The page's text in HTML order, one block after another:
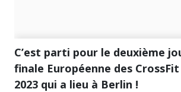
C’est parti pour le deuxième
finale Européenne des
2023 qui a lieu à Berlin !